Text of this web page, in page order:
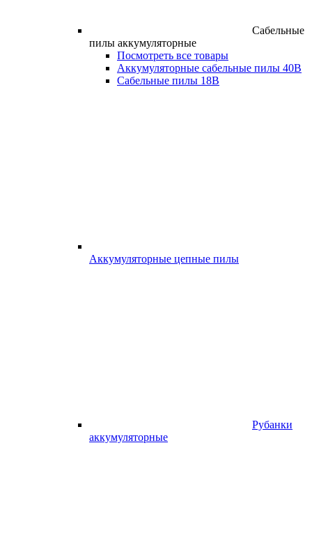
Сабельные
пилы аккумуляторные
Посмотреть все товары
Аккумуляторные сабельные пилы 40В
Сабельные пилы 18В
Аккумуляторные цепные пилы
Рубанки
аккумуляторные